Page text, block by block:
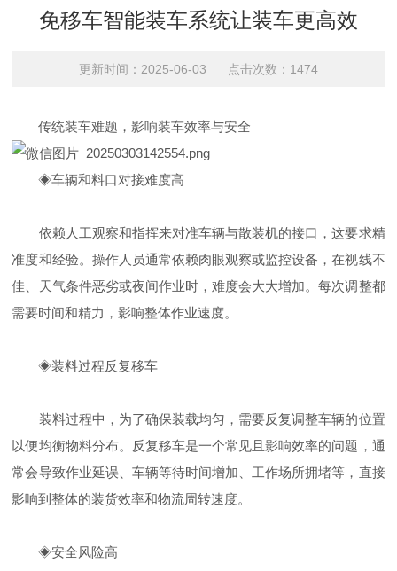
免移车智能装车系统让装车更高效
更新时间：2025-06-03 点击次数：1474
传统装车难题，影响装车效率与安全
◈车辆和料口对接难度高
依赖人工观察和指挥来对准车辆与散装机的接口，这要求精
准度和经验。操作人员通常依赖肉眼观察或监控设备，在视线不
佳、天气条件恶劣或夜间作业时，难度会大大增加。每次调整都
需要时间和精力，影响整体作业速度。
◈装料过程反复移车
装料过程中，为了确保装载均匀，需要反复调整车辆的位置
以便均衡物料分布。反复移车是一个常见且影响效率的问题，通
常会导致作业延误、车辆等待时间增加、工作场所拥堵等，直接
影响到整体的装货效率和物流周转速度。
◈安全风险高